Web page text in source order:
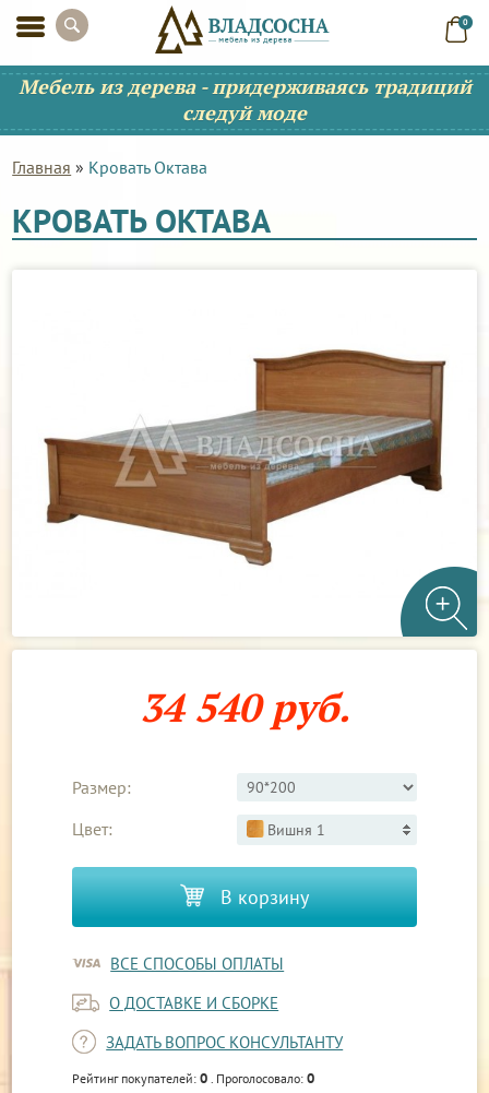
0
Мебель из дерева - придерживаясь традиций
следуй моде
Главная » Кровать Октава
КРОВАТЬ ОКТАВА
34 540 руб.
Размер:
Цвет:
Вишня 1
В корзину
ВСЕ СПОСОБЫ ОПЛАТЫ
О ДОСТАВКЕ И СБОРКЕ
ЗАДАТЬ ВОПРОС КОНСУЛЬТАНТУ
Рейтинг покупателей:0 . Проголосовало:0